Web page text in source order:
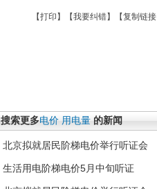
【打印 】【我要纠错】【复制链接
搜索更多电价 用电量 的新闻
北京拟就居民阶梯电价举行听证会
生活用电阶梯电价5月中旬听证